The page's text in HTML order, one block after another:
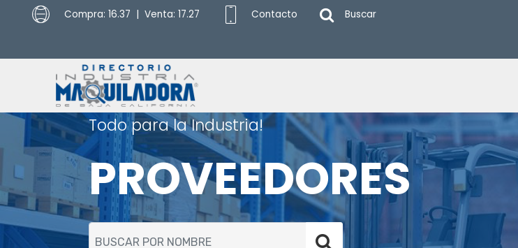
Compra: 16.37 | Venta: 17.27 Contacto Buscar
Todo para la Industria!
PROVEEDORES